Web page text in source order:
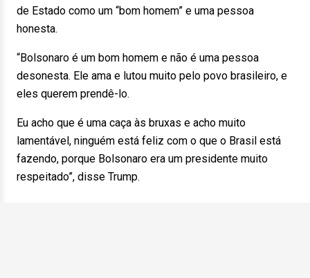
de Estado como um “bom homem” e uma pessoa
honesta.
“Bolsonaro é um bom homem e não é uma pessoa
desonesta. Ele ama e lutou muito pelo povo brasileiro, e
eles querem prendê-lo.
Eu acho que é uma caça às bruxas e acho muito
lamentável, ninguém está feliz com o que o Brasil está
fazendo, porque Bolsonaro era um presidente muito
respeitado”, disse Trump.